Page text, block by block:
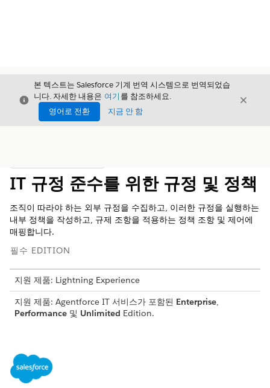
닫기
본 텍스트는 Salesforce 기계 번역 시스템으로 번역되었습
니다. 자세한 내용은 여기 를 참조하세요.
영어로 전환
지금 안 함
닫기
IT 규정 준수를 위한 규정 및 정책
조직이 따라야 하는 외부 규정을 수집하고, 이러한 규정을 실행하는
내부 정책을 작성하고, 규제 조항을 적용하는 정책 조항 및 제어에
매핑합니다.
필수 EDITION
지원 제품: Lightning Experience
지원 제품: Agentforce IT 서비스가 포함된 Enterprise,
Performance 및 Unlimited Edition.
일 리포지토리에 중앙 집중화합니다. 규제 기관, 규정, 조항을
추가하고 내부 정책 및 제어에 매핑하여 각 요구 사항이 적용되